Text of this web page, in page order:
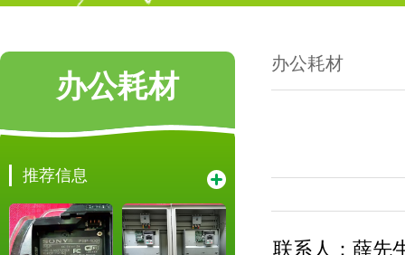
办公耗材
推荐信息
办公耗材
联系人：薛先